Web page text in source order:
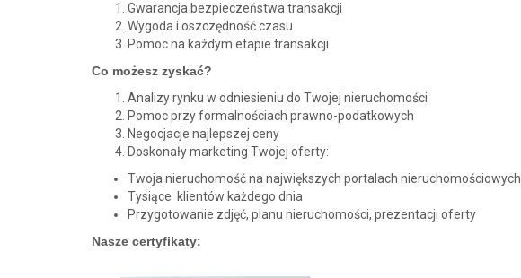
Gwarancja bezpieczeństwa transakcji
Wygoda i oszczędność czasu
Pomoc na każdym etapie transakcji
Co możesz zyskać?
Analizy rynku w odniesieniu do Twojej nieruchomości
Pomoc przy formalnościach prawno-podatkowych
Negocjacje najlepszej ceny
Doskonały marketing Twojej oferty:
Twoja nieruchomość na największych portalach nieruchomościowych
Tysiące klientów każdego dnia
Przygotowanie zdjęć, planu nieruchomości, prezentacji oferty
Nasze certyfikaty: